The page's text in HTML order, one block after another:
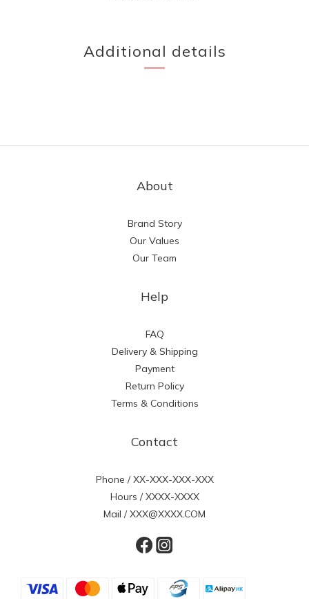
Additional details
About
Brand Story
Our Values
Our Team
Help
FAQ
Delivery & Shipping
Payment
Return Policy
Terms & Conditions
Contact
Phone / XX-XXX-XXX-XXX
Hours / XXXX-XXXX
Mail / XXX@XXXX.COM